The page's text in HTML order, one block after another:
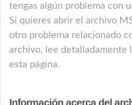
tengas algún problema con
Si quieres abrir el archivo
otro problema relacionado
archivo, lee detalladamente
esta página.
Información acerca del